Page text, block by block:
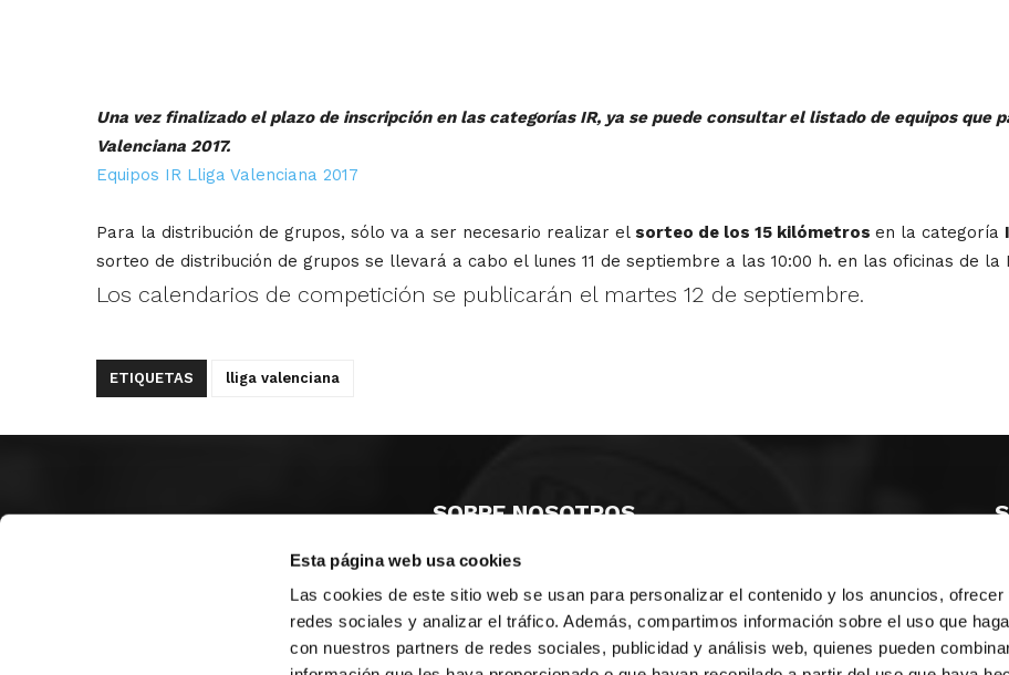
Esta página web usa cookies
Las cookies de este sitio web se usan para personalizar el contenido y los anuncios, ofrecer
redes sociales y analizar el tráfico. Además, compartimos información sobre el uso que
con nuestros partners de redes sociales, publicidad y análisis web, quienes pueden
Una vez finalizado el plazo de inscripción en las categorías IR, ya se puede consultar el listado de equipos que
Valenciana 2017.
Equipos IR Lliga Valenciana 2017
Para la distribución de grupos, sólo va a ser necesario realizar el sorteo de los 15 kilómetros en la categoría
sorteo de distribución de grupos se llevará a cabo el lunes 11 de septiembre a las 10:00 h. en las oficinas de la
Los calendarios de competición se publicarán el martes 12 de septiembre.
ETIQUETAS lliga valenciana
SOBRE NOSOTROS
CASTELLON
VALENCIA
MONESTIR DE POBLET 14 1ª 3º
ALICANTE
CIUDAD DE MATANZAS 12
fbcv@fbcv.es